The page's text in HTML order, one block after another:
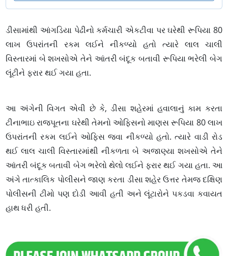
ડીસામાંથી આંગડિયા પેઢીનો કર્મચારી એકટીવા પર ઘરેથી રૂપિયા 80
લાખ ઉપરાંતની રકમ લઈને નીકળ્યો હતો ત્યારે લાલ ચાલી
વિસ્તારમાં બે શખસોએ તેને આંતરી બંદૂક બતાવી રૂપિયા ભરેલી બેગ
લૂંટીને ફરાર થઈ ગયા હતા.
આ અંગેની વિગત એવી છે કે, ડીસા શહેરમાં હવાલાનું કામ કરતા
ટીનાભાઇ રાજપૂતના ઘરેથી તેમનો ઓફિસનો માણસ રૂપિયા 80 લાખ
ઉપરાંતની રકમ લઈને ઓફિસ જવા નીકળ્યો હતો. ત્યારે વાડી રોડ
થઈ લાલ ચાલી વિસ્તારમાંથી નીકળતા બે અજાણ્યા શખસોએ તેને
આંતરી બંદૂક બતાવી બેગ ભરેલો થેલો લઈને ફરાર થઈ ગયા હતા. આ
અંગે તાત્કાલિક પોલીસને જાણ કરતા ડીસા શહેર ઉત્તર તેમજ દક્ષિણ
પોલીસની ટીમો પણ દોડી આવી હતી અને લૂંટારોને પકડવા કવાયત
હાથ ધરી હતી.